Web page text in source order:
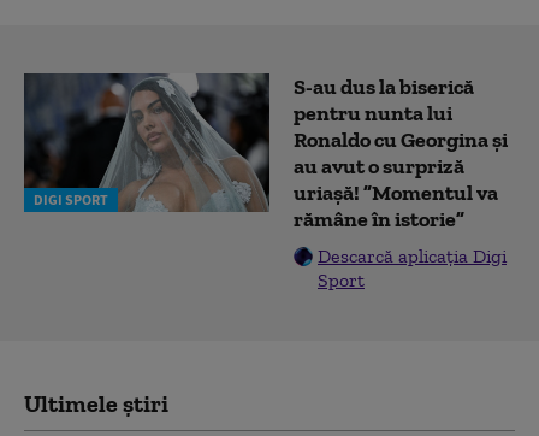
DIGI SPORT
S-au dus la biserică
pentru nunta lui
Ronaldo cu Georgina și
au avut o surpriză
uriașă! ”Momentul va
rămâne în istorie”
Descarcă aplicația Digi
Sport
Ultimele știri